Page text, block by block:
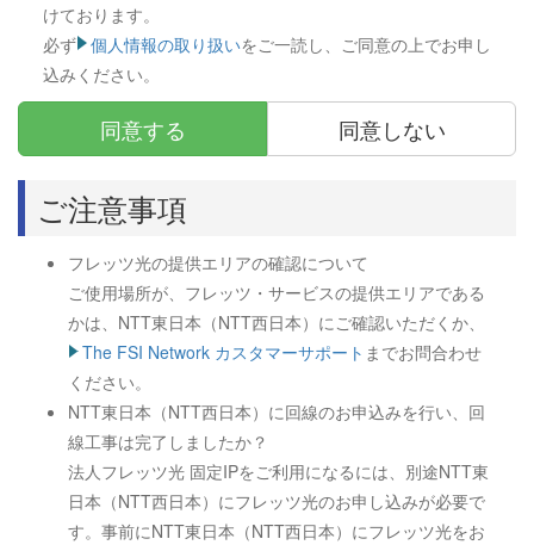
けております。
必ず
個人情報の取り扱いをご一読し、ご同意の上でお申し
込みください。
同意する 同意しない
ご注意事項
フレッツ光の提供エリアの確認について
ご使用場所が、フレッツ・サービスの提供エリアである
かは、NTT東日本（NTT西日本）にご確認いただくか、
The FSI Network カスタマーサポート までお問合わせ
ください。
NTT東日本（NTT西日本）に回線のお申込みを行い、回
線工事は完了しましたか？
法人フレッツ光 固定IPをご利用になるには、別途NTT東
日本（NTT西日本）にフレッツ光のお申し込みが必要で
す。事前にNTT東日本（NTT西日本）にフレッツ光をお